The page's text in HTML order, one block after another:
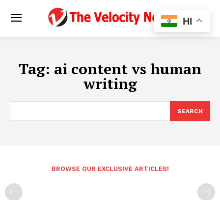
Tag: ai content vs human
writing
SEARCH
BROWSE OUR EXCLUSIVE ARTICLES!
HI